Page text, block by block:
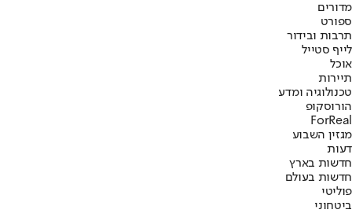
מדורים
ספורט
תרבות ובידור
לייף סטייל
אוכל
תיירות
טכנולוגיה ומדע
הורוסקופ
ForReal
מגזין השבוע
דעות
חדשות בארץ
חדשות בעולם
פוליטי
ביטחוני